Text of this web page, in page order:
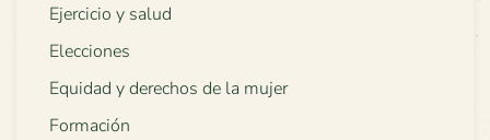
Ejercicio y salud
Elecciones
Equidad y derechos de la mujer
Formación